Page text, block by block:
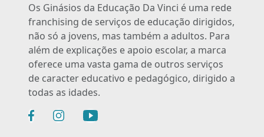
Os Ginásios da Educação Da Vinci é uma rede
franchising de serviços de educação dirigidos,
não só a jovens, mas também a adultos. Para
além de explicações e apoio escolar, a marca
oferece uma vasta gama de outros serviços
de caracter educativo e pedagógico, dirigido a
todas as idades.